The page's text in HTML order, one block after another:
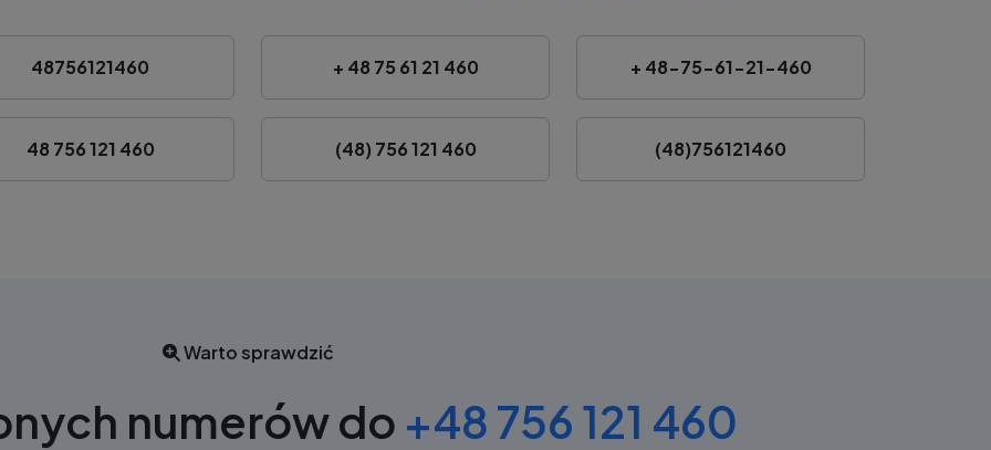
48756121460 + 48 75 61 21 460 + 48-75-61-21-460
48 756 121 460 (48) 756 121 460 (48)756121460
Warto sprawdzić
numerów do +48 756 121 460